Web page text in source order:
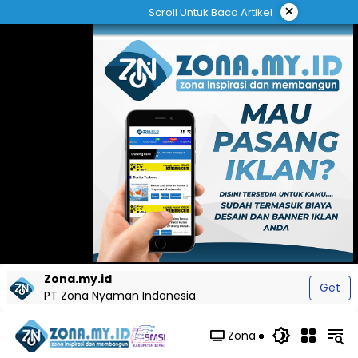
ke
Scroll Untuk Baca Artikel ×
Zona.my.id
PT Zona Nyaman Indonesia
Get
Zona